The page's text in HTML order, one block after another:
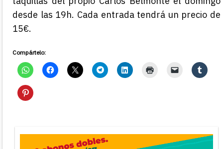
desde las 19h. Cada entrada tendrá un precio de
15€.
Compártelo: